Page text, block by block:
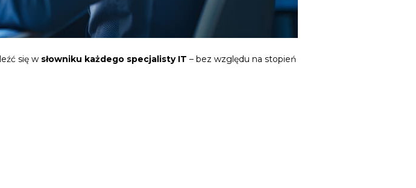
się w słowniku każdego specjalisty IT – bez względu na stopień